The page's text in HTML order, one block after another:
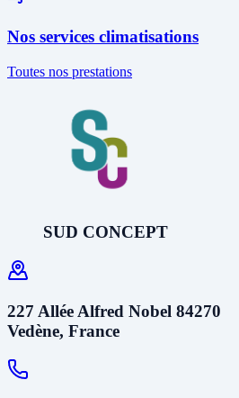
Nos services climatisations
Toutes nos prestations
SUD CONCEPT
227 Allée Alfred Nobel 84270
Vedène, France